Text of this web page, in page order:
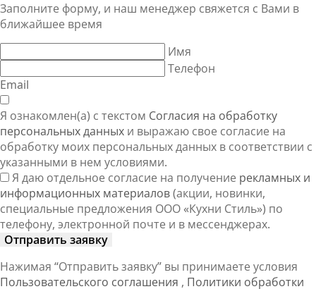
Заполните форму, и наш менеджер свяжется с Вами в
ближайшее время
Имя
Телефон
Email
Я ознакомлен(а) с текстом Согласия на обработку
персональных данных и выражаю свое согласие на
обработку моих персональных данных в соответствии с
указанными в нем условиями.
Я даю отдельное согласие на получение рекламных и
информационных материалов(акции, новинки,
специальные предложения ООО «Кухни Стиль») по
телефону, электронной почте и в мессенджерах.
Отправить заявку
Нажимая “Отправить заявку” вы принимаете условия
Пользовательского соглашения , Политики обработки